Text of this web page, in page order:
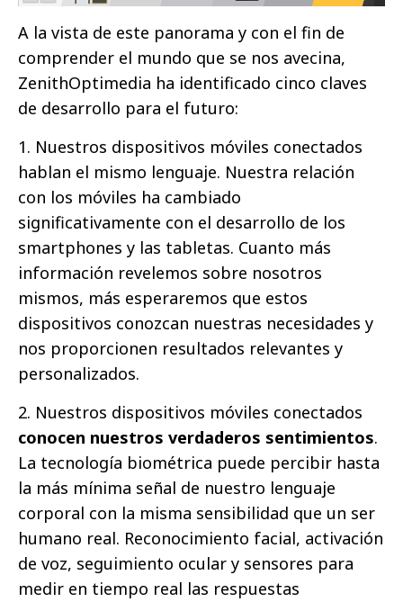
A la vista de este panorama y con el fin de
comprender el mundo que se nos avecina,
ZenithOptimedia ha identificado cinco claves
de desarrollo para el futuro:
1. Nuestros dispositivos móviles conectados
hablan el mismo lenguaje. Nuestra relación
con los móviles ha cambiado
significativamente con el desarrollo de los
smartphones y las tabletas. Cuanto más
información revelemos sobre nosotros
mismos, más esperaremos que estos
dispositivos conozcan nuestras necesidades y
nos proporcionen resultados relevantes y
personalizados.
2. Nuestros dispositivos móviles conectados
conocen nuestros verdaderos sentimientos.
La tecnología biométrica puede percibir hasta
la más mínima señal de nuestro lenguaje
corporal con la misma sensibilidad que un ser
humano real. Reconocimiento facial, activación
de voz, seguimiento ocular y sensores para
medir en tiempo real las respuestas